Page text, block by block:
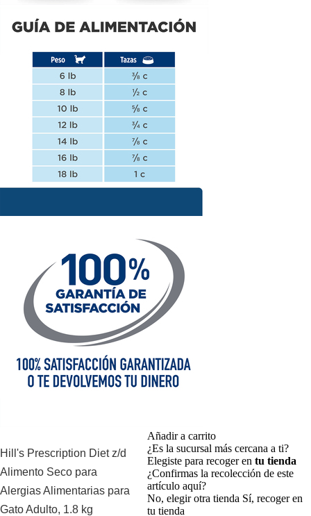
Hill's Prescription Diet z/d
Alimento Seco para
Alergias Alimentarias para
Gato Adulto, 1.8 kg
Añadir a carrito
¿Es la sucursal más cercana a ti?
Elegiste para recoger entu tienda
¿Confirmas la recolección de este
artículo aquí?
No, elegir otra tienda Sí, recoger en
tu tienda